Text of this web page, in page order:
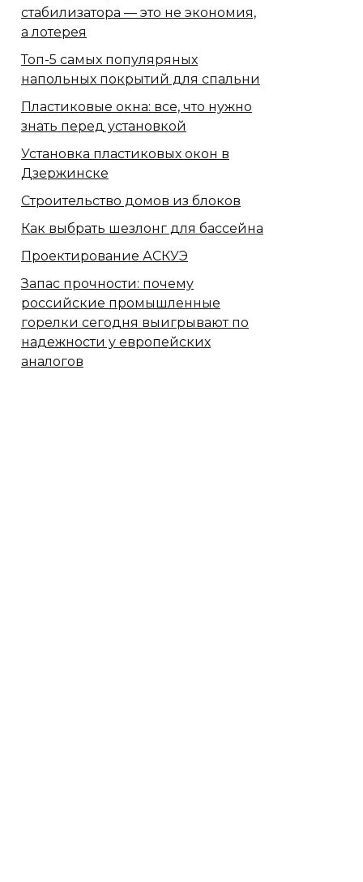
стабилизатора — это не экономия,
а лотерея
Топ-5 самых популяряных
напольных покрытий для спальни
Пластиковые окна: все, что нужно
знать перед установкой
Установка пластиковых окон в
Дзержинске
Строительство домов из блоков
Как выбрать шезлонг для бассейна
Проектирование АСКУЭ
Запас прочности: почему
российские промышленные
горелки сегодня выигрывают по
надежности у европейских
аналогов